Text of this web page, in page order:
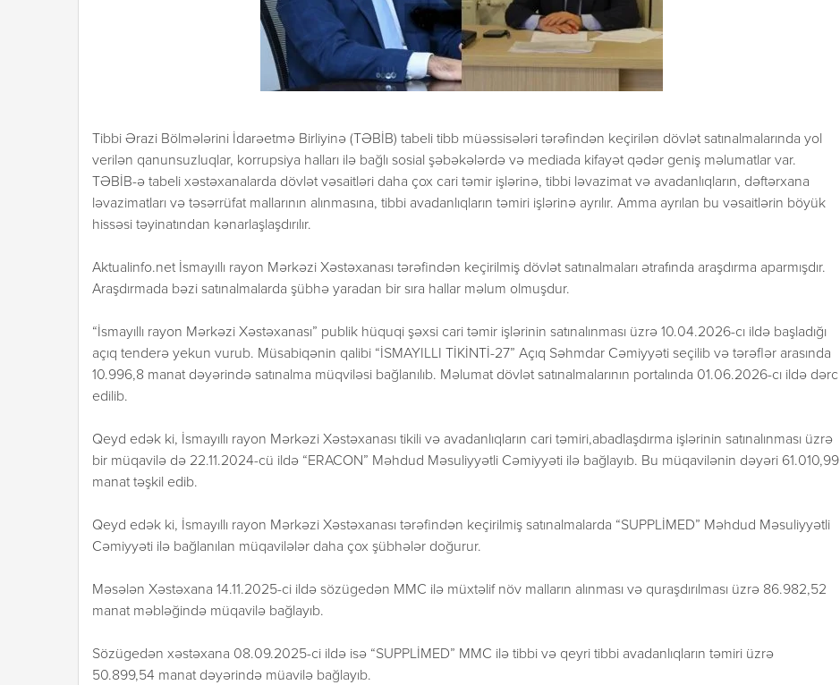
Tibbi Ərazi Bölmələrini İdarəetmə Birliyinə (TƏBİB) tabeli tibb müəssisələri tərəfindən keçirilən dövlət satınalmalarında yol
verilən qanunsuzluqlar, korrupsiya halları ilə bağlı sosial şəbəkələrdə və mediada kifayət qədər geniş məlumatlar var.
TƏBİB-ə tabeli xəstəxanalarda dövlət vəsaitləri daha çox cari təmir işlərinə, tibbi ləvazimat və avadanlıqların, dəftərxana
ləvazimatları və təsərrüfat mallarının alınmasına, tibbi avadanlıqların təmiri işlərinə ayrılır. Amma ayrılan bu vəsaitlərin böyük
hissəsi təyinatından kənarlaşlaşdırılır.
Aktualinfo.net İsmayıllı rayon Mərkəzi Xəstəxanası tərəfindən keçirilmiş dövlət satınalmaları ətrafında araşdırma aparmışdır.
Araşdırmada bəzi satınalmalarda şübhə yaradan bir sıra hallar məlum olmuşdur.
“İsmayıllı rayon Mərkəzi Xəstəxanası” publik hüquqi şəxsi cari təmir işlərinin satınalınması üzrə 10.04.2026-cı ildə başladığı
açıq tenderə yekun vurub. Müsabiqənin qalibi “İSMAYILLI TİKİNTİ-27” Açıq Səhmdar Cəmiyyəti seçilib və tərəflər arasında
10.996,8 manat dəyərində satınalma müqviləsi bağlanılıb. Məlumat dövlət satınalmalarının portalında 01.06.2026-cı ildə dərc
edilib.
Qeyd edək ki, İsmayıllı rayon Mərkəzi Xəstəxanası tikili və avadanlıqların cari təmiri,abadlaşdırma işlərinin satınalınması üzrə
bir müqavilə də 22.11.2024-cü ildə “ERACON” Məhdud Məsuliyyətli Cəmiyyəti ilə bağlayıb. Bu müqavilənin dəyəri 61.010,99
manat təşkil edib.
Qeyd edək ki, İsmayıllı rayon Mərkəzi Xəstəxanası tərəfindən keçirilmiş satınalmalarda “SUPPLİMED” Məhdud Məsuliyyətli
Cəmiyyəti ilə bağlanılan müqavilələr daha çox şübhələr doğurur.
Məsələn Xəstəxana 14.11.2025-ci ildə sözügedən MMC ilə müxtəlif növ malların alınması və quraşdırılması üzrə 86.982,52
manat məbləğində müqavilə bağlayıb.
Sözügedən xəstəxana 08.09.2025-ci ildə isə “SUPPLİMED” MMC ilə tibbi və qeyri tibbi avadanlıqların təmiri üzrə
50.899,54 manat dəyərində müavilə bağlayıb.